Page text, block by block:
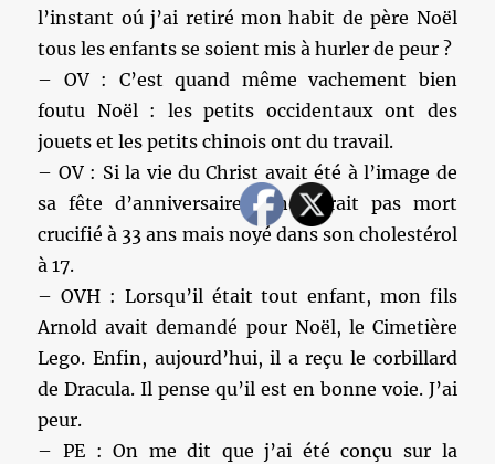
l’instant oú j’ai retiré mon habit de père Noël
tous les enfants se soient mis à hurler de peur ?
– OV : C’est quand même vachement bien
foutu Noël : les petits occidentaux ont des
jouets et les petits chinois ont du travail.
– OV : Si la vie du Christ avait été à l’image de
sa fête d’anniversaire il ne serait pas mort
crucifié à 33 ans mais noyé dans son cholestérol
à 17.
– OVH : Lorsqu’il était tout enfant, mon fils
Arnold avait demandé pour Noël, le Cimetière
Lego. Enfin, aujourd’hui, il a reçu le corbillard
de Dracula. Il pense qu’il est en bonne voie. J’ai
peur.
– PE : On me dit que j’ai été conçu sur la